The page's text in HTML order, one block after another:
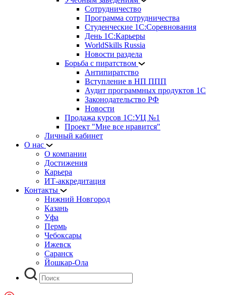
Сотрудничество
Программа сотрудничества
Студенческие 1С:Соревнования
День 1С:Карьеры
WorldSkills Russia
Новости раздела
Борьба с пиратством
Антипиратство
Вступление в НП ППП
Аудит программных продуктов 1С
Законодательство РФ
Новости
Продажа курсов 1С:УЦ №1
Проект "Мне все нравится"
Личный кабинет
О нас
О компании
Достижения
Карьера
ИТ-аккредитация
Контакты
Нижний Новгород
Казань
Уфа
Пермь
Чебоксары
Ижевск
Саранск
Йошкар-Ола